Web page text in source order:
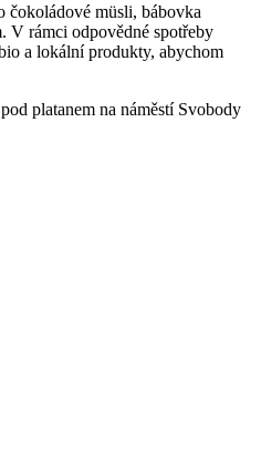
čokoládové müsli, bábovka
V rámci odpovědné spotřeby
a lokální produkty, abychom
platanem na náměstí Svobody